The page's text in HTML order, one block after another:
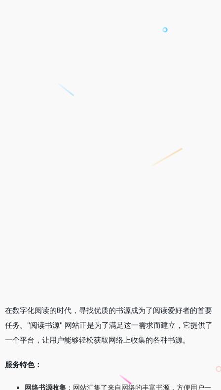
在数字化阅读的时代，寻找优质的书源成为了阅读爱好者的首要
任务。"阅读书源" 网站正是为了满足这一需求而建立，它提供了
一个平台，让用户能够轻松获取网络上收集的各种书源。
服务特色：
网络书源收集 ：网站汇集了来自网络的丰富书源，方便用户一